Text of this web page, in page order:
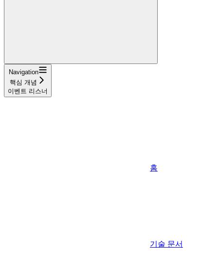
Navigation
핵심 개념
이벤트 리스너
홈
기술 문서